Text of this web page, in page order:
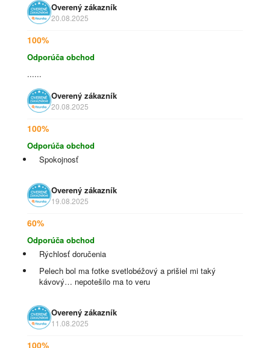
Overený zákazník
20.08.2025
100%
Odporúča obchod
......
Overený zákazník
20.08.2025
100%
Odporúča obchod
Spokojnosť
Overený zákazník
19.08.2025
60%
Odporúča obchod
Rýchlosť doručenia
Pelech bol ma fotke svetlobéžový a prišiel mi taký
kávový… nepotešilo ma to veru
Overený zákazník
11.08.2025
100%